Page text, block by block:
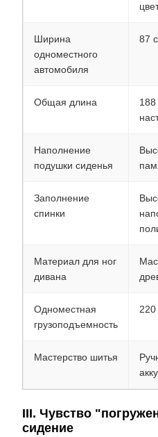
Ширина
одноместного
автомобиля
87
Общая длина
Наполнение
подушки сиденья
Заполнение
спинки
Материал для ног
дивана
Одноместная
грузоподъемность
220
Мастерство шитья
III. Чувство
сидение